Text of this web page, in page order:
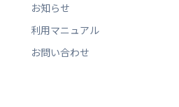
お知らせ
利用マニュアル
お問い合わせ